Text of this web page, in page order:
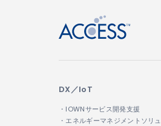
DX／IoT
・IOWNサービス開発支援
・エネルギーマネジメントソリュ